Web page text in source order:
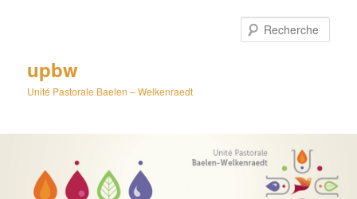
upbw
Unité Pastorale Baelen – Welkenraedt